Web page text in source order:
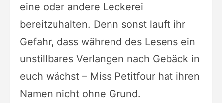
eine oder andere Leckerei
bereitzuhalten. Denn sonst lauft ihr
Gefahr, dass während des Lesens ein
unstillbares Verlangen nach Gebäck in
euch wächst – Miss Petitfour hat ihren
Namen nicht ohne Grund.